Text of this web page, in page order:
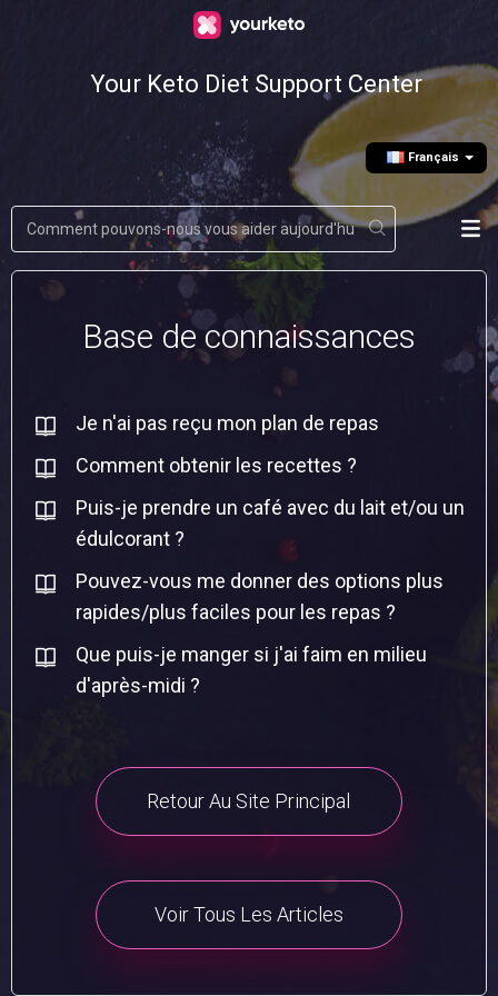
Your Keto Diet Support Center
Français
Base de connaissances
Je n'ai pas reçu mon plan de repas
Comment obtenir les recettes ?
Puis-je prendre un café avec du lait et/ou un
édulcorant ?
Pouvez-vous me donner des options plus
rapides/plus faciles pour les repas ?
Que puis-je manger si j'ai faim en milieu
d'après-midi ?
Retour Au Site Principal
Voir Tous Les Articles